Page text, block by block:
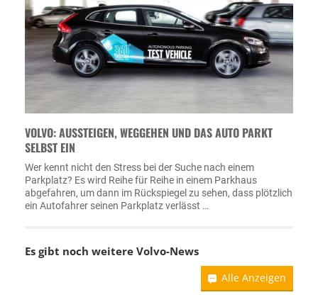
VOLVO: AUSSTEIGEN, WEGGEHEN UND DAS AUTO PARKT
SELBST EIN
Wer kennt nicht den Stress bei der Suche nach einem
Parkplatz? Es wird Reihe für Reihe in einem Parkhaus
abgefahren, um dann im Rückspiegel zu sehen, dass plötzlich
ein Autofahrer seinen Parkplatz verlässt …
Es gibt noch weitere Volvo-News
Alle Anzeigen